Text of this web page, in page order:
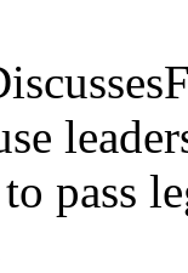
pass